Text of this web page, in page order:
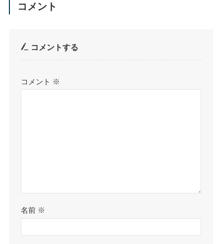
コメント
コメントする
コメント ※
名前 ※